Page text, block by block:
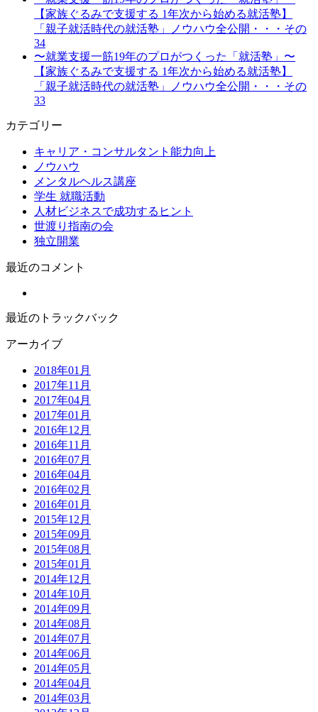
【家族ぐるみで支援する 1年次から始める就活塾】
「親子就活時代の就活塾」ノウハウ全公開・・・その
34
〜就業支援一筋19年のプロがつくった「就活塾」〜
【家族ぐるみで支援する 1年次から始める就活塾】
「親子就活時代の就活塾」ノウハウ全公開・・・その
33
カテゴリー
キャリア・コンサルタント能力向上
ノウハウ
メンタルヘルス講座
学生 就職活動
人材ビジネスで成功するヒント
世渡り指南の会
独立開業
最近のコメント
最近のトラックバック
アーカイブ
2018年01月
2017年11月
2017年04月
2017年01月
2016年12月
2016年11月
2016年07月
2016年04月
2016年02月
2016年01月
2015年12月
2015年09月
2015年08月
2015年01月
2014年12月
2014年10月
2014年09月
2014年08月
2014年07月
2014年06月
2014年05月
2014年04月
2014年03月